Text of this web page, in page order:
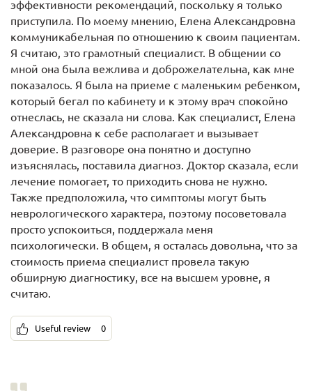
эффективности рекомендаций, поскольку я только
приступила. По моему мнению, Елена Александровна
коммуникабельная по отношению к своим пациентам.
Я считаю, это грамотный специалист. В общении со
мной она была вежлива и доброжелательна, как мне
показалось. Я была на приеме с маленьким ребенком,
который бегал по кабинету и к этому врач спокойно
отнеслась, не сказала ни слова. Как специалист, Елена
Александровна к себе располагает и вызывает
доверие. В разговоре она понятно и доступно
изъяснялась, поставила диагноз. Доктор сказала, если
лечение помогает, то приходить снова не нужно.
Также предположила, что симптомы могут быть
неврологического характера, поэтому посоветовала
просто успокоиться, поддержала меня
психологически. В общем, я осталась довольна, что за
стоимость приема специалист провела такую
обширную диагностику, все на высшем уровне, я
считаю.
Useful review 0